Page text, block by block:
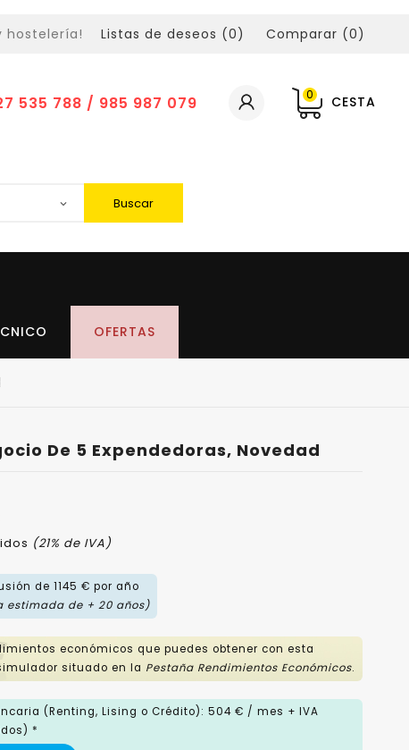
hostelería! Comparar (0)
Listas de deseos (0)
CESTA
0
535 788 / 985 987 079
Buscar
OFERTAS
De 5 Expendedoras, Novedad
(21% de IVA)
de 1145 € por año
estimada de + 20 años)
económicos que puedes obtener con esta
situado en la Pestaña Rendimientos Económicos.
(Renting, Lising o Crédito): 504 € / mes + IVA
*